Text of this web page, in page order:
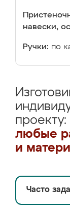
навески,
Ручки: по
проекту:
любые
и
Часто